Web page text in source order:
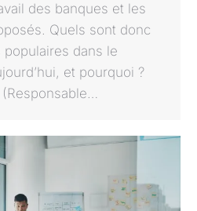
des banques et les
Quels sont donc
dans le
et pourquoi ?